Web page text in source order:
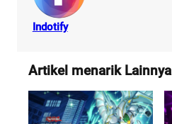
Indotify
Artikel menarik Lainnya